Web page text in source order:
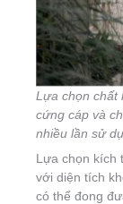
Lựa chọn chất
cứng cáp và
nhiều lần sử
Lựa chọn kích
với diện tích
có thể đong